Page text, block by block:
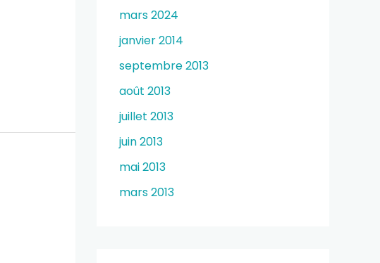
mars 2024
janvier 2014
septembre 2013
août 2013
juillet 2013
juin 2013
mai 2013
mars 2013